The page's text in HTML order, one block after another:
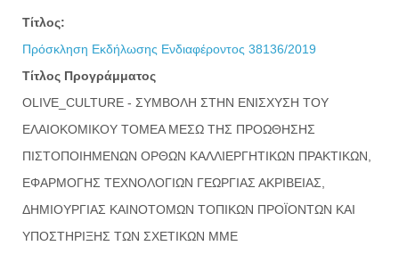
Τίτλος:
Πρόσκληση Εκδήλωσης Ενδιαφέροντος 38136/2019
Τίτλος Προγράμματος
OLIVE_CULTURE - ΣΥΜΒΟΛΗ ΣΤΗΝ ΕΝΙΣΧΥΣΗ ΤΟΥ
ΕΛΑΙΟΚΟΜΙΚΟΥ ΤΟΜΕΑ ΜΕΣΩ ΤΗΣ ΠΡΟΩΘΗΣΗΣ
ΠΙΣΤΟΠΟΙΗΜΕΝΩΝ ΟΡΘΩΝ ΚΑΛΛΙΕΡΓΗΤΙΚΩΝ ΠΡΑΚΤΙΚΩΝ,
ΕΦΑΡΜΟΓΗΣ ΤΕΧΝΟΛΟΓΙΩΝ ΓΕΩΡΓΙΑΣ ΑΚΡΙΒΕΙΑΣ,
ΔΗΜΙΟΥΡΓΙΑΣ ΚΑΙΝΟΤΟΜΩΝ ΤΟΠΙΚΩΝ ΠΡΟΪΟΝΤΩΝ ΚΑΙ
ΥΠΟΣΤΗΡΙΞΗΣ ΤΩΝ ΣΧΕΤΙΚΩΝ ΜΜΕ